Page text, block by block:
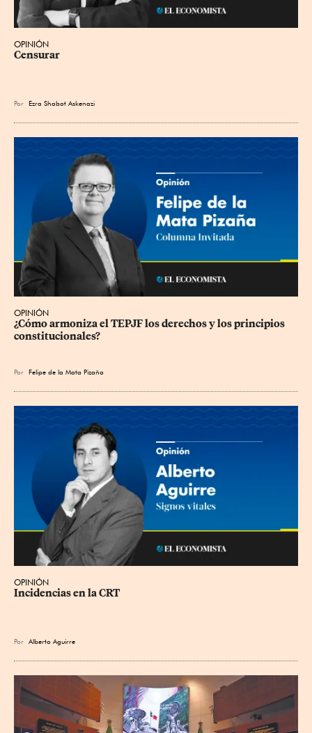
OPINIÓN
Censurar
Por Ezra Shabot Askenazi
OPINIÓN
¿Cómo armoniza el TEPJF los derechos y los principios
constitucionales?
Por Felipe de la Mata Pizaña
OPINIÓN
Incidencias en la CRT
Por Alberto Aguirre